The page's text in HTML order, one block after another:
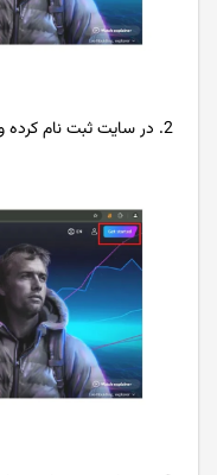
2. در سایت ثبت نام کرده و وارد حساب کاربری خود می شوید.